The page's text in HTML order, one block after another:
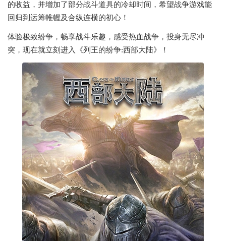
的收益，并增加了部分战斗道具的冷却时间，希望战争游戏能
回归到运筹帷幄及合纵连横的初心！
体验极致纷争，畅享战斗乐趣，感受热血战争，投身无尽冲
突，现在就立刻进入《列王的纷争:西部大陆》！